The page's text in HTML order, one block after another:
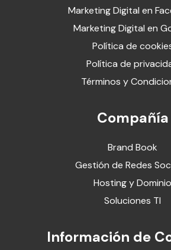
Marketing Digital en
Marketing Digital en
Política de
Política de
Términos y
Compañía
Brand Book
Gestión de Redes
Hosting y Dominio
Soluciones TI
Información de